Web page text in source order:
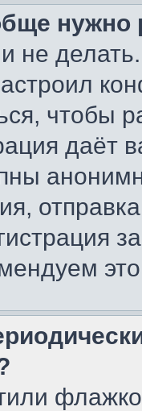
нужно
не
чтобы
даёт